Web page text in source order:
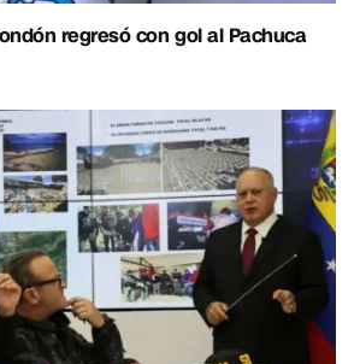
regresó con gol al Pachuca